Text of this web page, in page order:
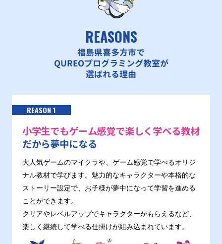
REASONS
福島県喜多方市で
QUREOプログラミング教室が
選ばれる理由
REASON 1
小学生でもゲーム感覚で楽しく学べる教材
だから夢中になる
大人気ゲームのマイクラや、ゲーム感覚で学べるオリジ
ナル教材で学びます。魅力的なキャラクターや本格的な
ストーリー設定で、お子様が夢中になって学習を進める
ことができます。
クリアやレベルアップでキャラクターがもらえるなど、
楽しく継続して学べる仕掛けが組み込まれています。